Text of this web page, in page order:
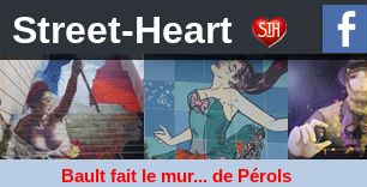
Street-Heart
Bault fait le mur... de Pérols